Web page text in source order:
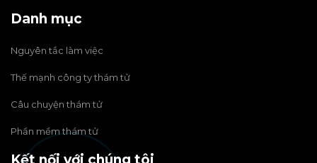
Danh mục
Nguyên tắc làm việc
Thế mạnh công ty thám tử
Câu chuyện thám tử
Phần mềm thám tử